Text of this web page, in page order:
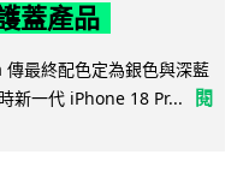
蓋產品
最終配色定為銀色與深藍
新一代 iPhone 18 Pr...
閱